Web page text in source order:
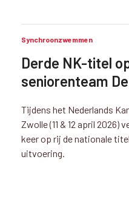
Synchroonzwemmen
Derde NK-titel
seniorenteam
Tijdens het Nederlands
Zwolle (11 & 12 april 2026)
keer op rij de nationale
uitvoering.